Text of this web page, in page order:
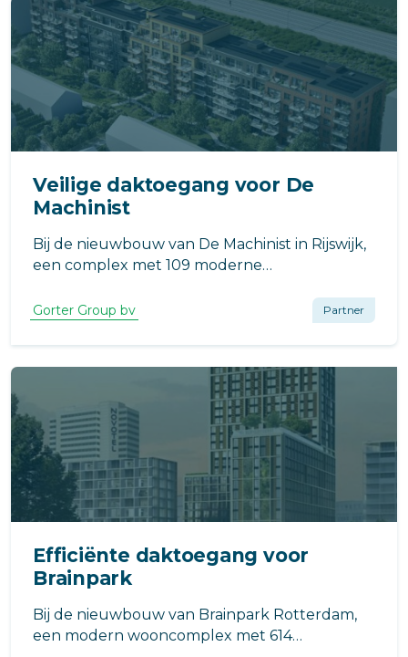
Veilige daktoegang voor De
Machinist
Bij de nieuwbouw van De Machinist in Rijswijk,
een complex met 109 moderne
essentieel onderdeel van het ontwerp.
Gorter Group bv Partner
Efficiënte daktoegang voor
Brainpark
Bij de nieuwbouw van Brainpark Rotterdam,
een modern wooncomplex met 614